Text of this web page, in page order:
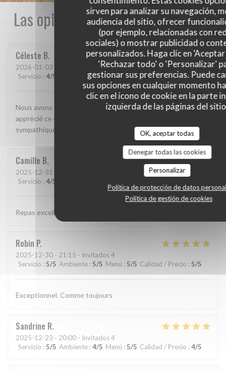
sirven para analizar su navegación,
audiencia del sitio, ofrecer
(por ejemplo, relacionadas con
sociales) o mostrar publicidad o
personalizados. Haga clic en
'Rechazar todo' o 'Personalizar'
gestionar sus preferencias. Puede
sus opciones en cualquier momento
clic en el icono de cookie en la parte
izquierda de las páginas del
OK, aceptar todas
Denegar todas las cookies
Personalizar
Política de protección de datos
Política de gestión de cookies
Las opiniones de nuestros clientes
Céleste B
2026-01-03 - 20:00 - Invitados 2
Servicio : 4/5 Ambiente:4/5 Menú: 5/5 Calidad / Precio: 4/5
Nous avons découvert ce restaurant et avons beaucoup
apprécié ce que nous avons mangé. Le personnel était très
sympathique et attentionné. On reviendra
Camille B
2025-12-31
Servicio : 4/5
Repas excellent, de très bonne qualité
Robin P
2025-12-30 - 21:15 - Invitados 4
Servicio : 5/5 Ambiente : 5/5 Menú : 5/5 Calidad / Precio : 5/5
Exceptionnel. Comme toujours
Sandrine R
2025-12-23 - 20:00 - Invitados 4
Servicio : 5/5 Ambiente :4/5 Menú : 5/5 Calidad / Precio : 4/5